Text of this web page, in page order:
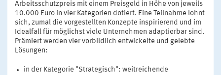
Arbeitsschutzpreis mit einem Preisgeld in Höhe von jeweils
10.000 Euro in vier Kategorien dotiert. Eine Teilnahme lohnt
sich, zumal die vorgestellten Konzepte inspirierend und im
Idealfall für möglichst viele Unternehmen adaptierbar sind.
Prämiert werden vier vorbildlich entwickelte und gelebte
Lösungen:
in der Kategorie "Strategisch": weitreichende